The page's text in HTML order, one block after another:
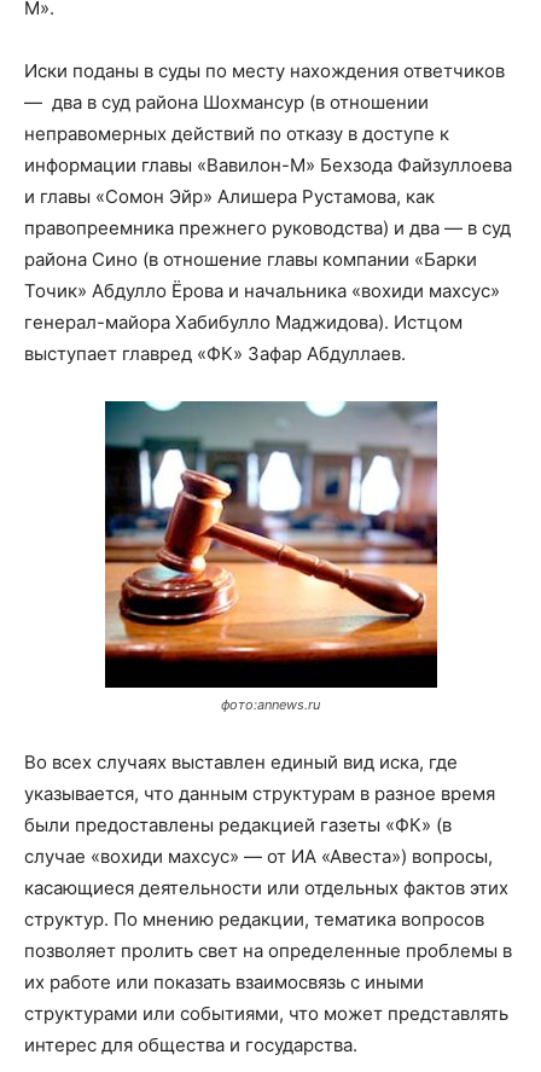
М».
Иски поданы в суды по месту нахождения ответчиков
— два в суд района Шохмансур (в отношении
неправомерных действий по отказу в доступе к
информации главы «Вавилон-М» Бехзода Файзуллоева
и главы «Сомон Эйр» Алишера Рустамова, как
правопреемника прежнего руководства) и два — в суд
района Сино (в отношение главы компании «Барки
Точик» Абдулло Ёрова и начальника «вохиди махсус»
генерал-майора Хабибулло Маджидова). Истцом
выступает главред «ФК» Зафар Абдуллаев.
фото:annews.ru
Во всех случаях выставлен единый вид иска, где
указывается, что данным структурам в разное время
были предоставлены редакцией газеты «ФК» (в
случае «вохиди махсус» — от ИА «Авеста») вопросы,
касающиеся деятельности или отдельных фактов этих
структур. По мнению редакции, тематика вопросов
позволяет пролить свет на определенные проблемы в
их работе или показать взаимосвязь с иными
структурами или событиями, что может представлять
интерес для общества и государства.